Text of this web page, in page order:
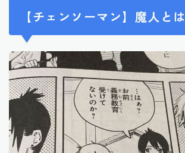
【チェンソーマン】魔人とは